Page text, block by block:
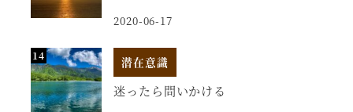
2020-06-17
潜在意識
迷ったら問いかける